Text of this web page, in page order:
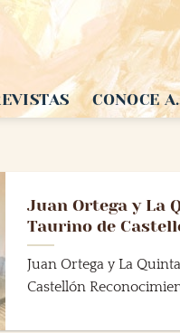
CONOCE
Juan Ortega y La
Taurino de
Juan Ortega y La
Castellón